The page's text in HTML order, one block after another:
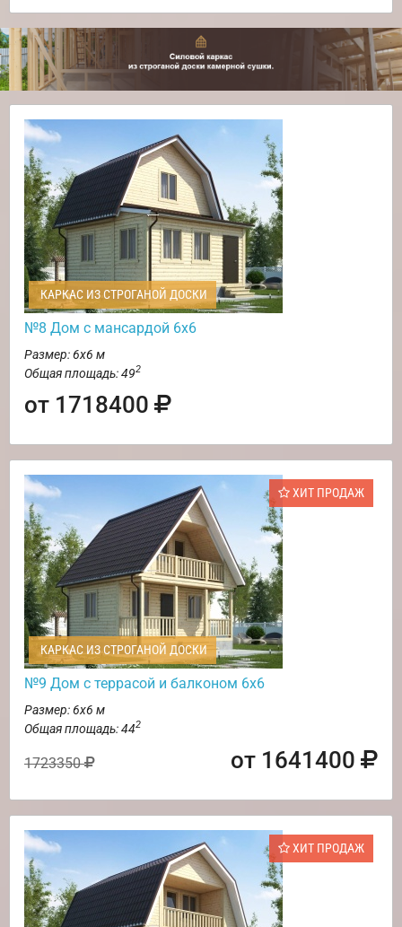
КАРКАС ИЗ СТРОГАНОЙ ДОСКИ
№8 Дом с мансардой 6х6
Размер: 6х6 м
Общая площадь: 492
от 1718400
ХИТ ПРОДАЖ
КАРКАС ИЗ СТРОГАНОЙ ДОСКИ
№9 Дом с террасой и балконом 6х6
Размер: 6х6 м
Общая площадь: 442
1723350 от 1641400
ХИТ ПРОДАЖ